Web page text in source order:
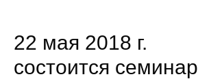
О нас
Об институте
22 мая 2018 г.
состоится семинар